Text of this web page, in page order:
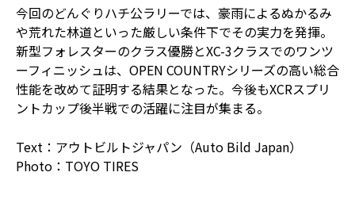
今回のどんぐりハチ公ラリーでは、豪雨によるぬかるみ
や荒れた林道といった厳しい条件下でその実力を発揮。
新型フォレスターのクラス優勝とXC-3クラスでのワンツ
ーフィニッシュは、OPEN COUNTRYシリーズの高い総合
性能を改めて証明する結果となった。今後もXCRスプリ
ントカップ後半戦での活躍に注目が集まる。
Text：アウトビルトジャパン（Auto Bild Japan）
Photo：TOYO TIRES